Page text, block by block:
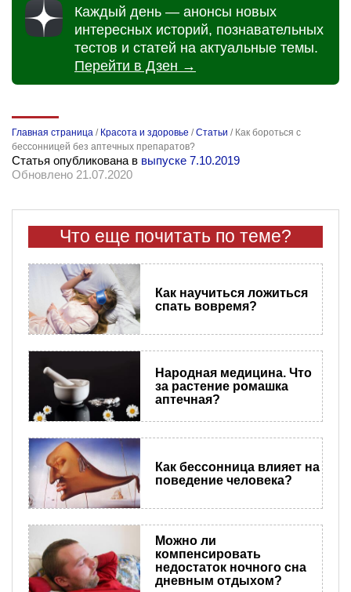
Каждый день — анонсы новых
интересных историй, познавательных
тестов и статей на актуальные темы.
Перейти в Дзен →
Главная страница / Красота и здоровье /Статьи / Как бороться с
бессонницей без аптечных препаратов?
Статья опубликована в выпуске 7.10.2019
Обновлено 21.07.2020
Что еще почитать по теме?
Как научиться ложиться
спать вовремя?
Народная медицина. Что
за растение ромашка
аптечная?
Как бессонница влияет на
поведение человека?
Можно ли
компенсировать
недостаток ночного сна
дневным отдыхом?